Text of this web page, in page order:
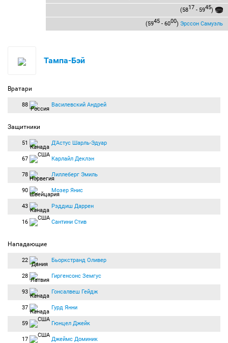
(5817 - 5945)
(5945 - 6000) Эрссон Самуэль
Тампа-Бэй
Вратари
88 Василевский Андрей
Защитники
51 Д'Астус Шарль-Эдуар
67 Карлайл Деклэн
78 Лиллеберг Эмиль
90 Мозер Янис
43 Рэддиш Даррен
16 Сантини Стив
Нападающие
22 Бьоркстранд Оливер
28 Гиргенсонс Земгус
93 Гонсалвеш Гейдж
37 Гурд Янни
59 Гюнцел Джейк
17 Джеймс Доминик